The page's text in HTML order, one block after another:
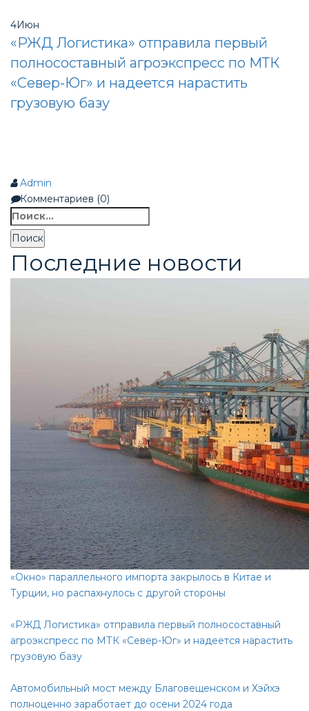
4Июн
«РЖД Логистика» отправила первый
полносоставный агроэкспресс по МТК
«Север-Юг» и надеется нарастить
грузовую базу
Admin
Комментариев (0)
Найти:
Последние новости
«Окно» параллельного импорта закрылось в Китае и
Турции, но распахнулось с другой стороны
«РЖД Логистика» отправила первый полносоставный
агроэкспресс по МТК «Север-Юг» и надеется нарастить
грузовую базу
Автомобильный мост между Благовещенском и Хэйхэ
полноценно заработает до осени 2024 года